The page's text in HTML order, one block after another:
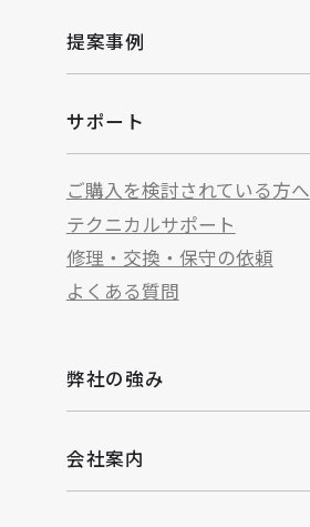
提案事例
サポート
ご購入を検討されている方へ
テクニカルサポート
修理・交換・保守の依頼
よくある質問
弊社の強み
会社案内